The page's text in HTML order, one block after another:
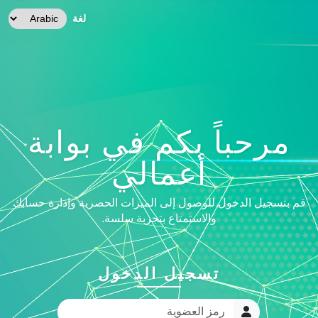
مرحباً بكم في بوابة
أعمالي
قم بتسجيل الدخول للوصول إلى الميزات الحصرية وإدارة حسابك
والاستمتاع بتجربة سلسة.
لغة
تسجيل الدخول